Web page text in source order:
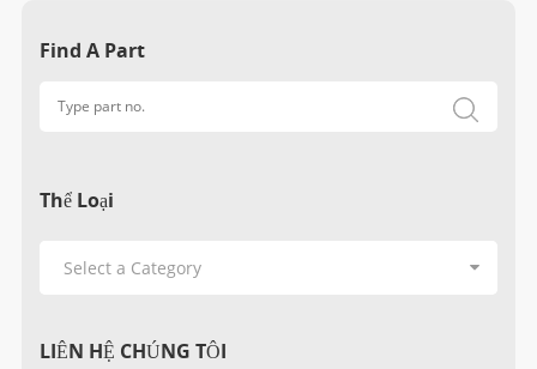
Find A Part
Thể Loại
LIÊN HỆ CHÚNG TÔI